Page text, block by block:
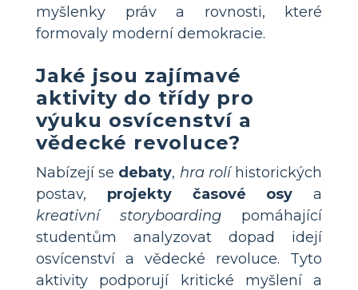
myšlenky práv a rovnosti, které
formovaly moderní demokracie.
Jaké jsou zajímavé
aktivity do třídy pro
výuku osvícenství a
vědecké revoluce?
Nabízejí se debaty, hra rolíhistorických
postav, projekty časové osy a
kreativní storyboarding pomáhající
studentům analyzovat dopad idejí
osvícenství a vědecké revoluce. Tyto
aktivity podporují kritické myšlení a